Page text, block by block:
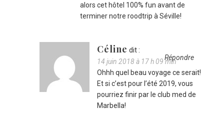
alors cet hôtel 100% fun avant de
terminer notre roodtrip à Séville!
Céline dit :
14 juin 2018 à 17 h 09 min
Ohhh quel beau voyage ce serait!
Et si c’est pour l’été 2019, vous
pourriez finir par le club med de
Marbella!
Répondre